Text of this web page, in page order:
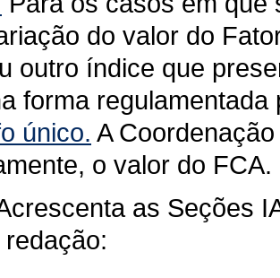
do valor do
outro índice que
forma
único. A
o valor do FCA.
as Seções